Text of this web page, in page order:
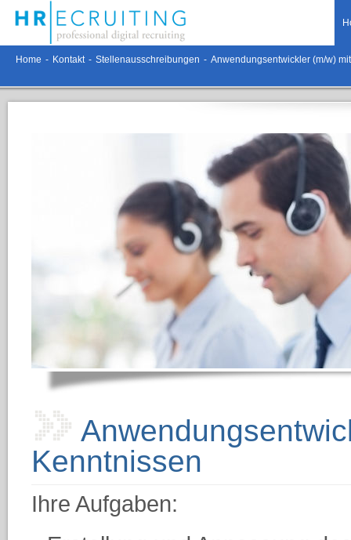
Home - Kontakt - Stellenausschreibungen - Anwendungsentwickler (m/w)
Kenntnissen
Ihre Aufgaben: